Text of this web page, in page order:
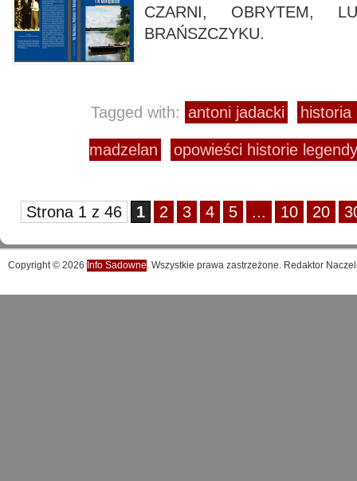
CZARNI, OBRYTEM,
BRAŃSZCZYKU.
Tagged with: antoni jadacki
madzelan opowieści historie
Strona 1 z 46 1 2 3 4 5 ... 10 20
Copyright © 2026 Info Sadowne. Wszystkie prawa zastrzeżone. Redaktor